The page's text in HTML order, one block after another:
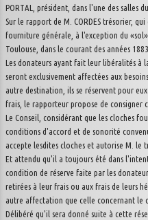
PORTAL, président, dans l'une des salles
Sur le rapport de M. CORDES trésorier,
fourniture générale, à l'exception du
Toulouse, dans le courant des années
Les donateurs ayant fait leur libéralités à
seront exclusivement affectées aux
autre destination, ils se réservent pour
frais, le rapporteur propose de consigner
Le Conseil, considérant que les cloches
conditions d'accord et de sonorité
accepte lesdites cloches et autorise M. le
Et attendu qu'il a toujours été dans
condition de réserve faite par les
retirées à leur frais ou aux frais de leurs
autre affectation que celle concernant le
Délibéré qu'il sera donné suite à cette